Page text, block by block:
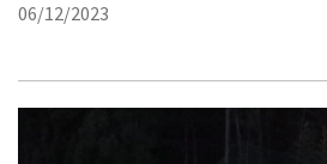
06/12/2023